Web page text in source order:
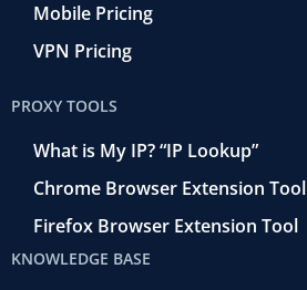
Mobile Pricing
VPN Pricing
PROXY TOOLS
What is My IP? “IP Lookup”
Chrome Browser Extension Tool
Firefox Browser Extension Tool
KNOWLEDGE BASE